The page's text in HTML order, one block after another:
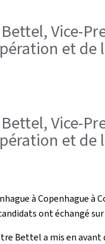
Vice-
et
Vice-
et
à Copenhague à
ont échangé
Bettel a mis en avant